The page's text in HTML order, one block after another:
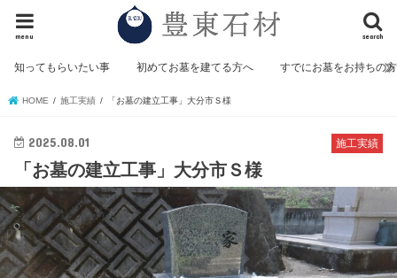
search
menu
知ってもらいたい事 初めてお墓を建てる方へ すでにお墓をお持ちの
HOME 施工実績 「お墓の建立工事」大分市Ｓ様
施工実績
2025.08.01
「お墓の建立工事」大分市Ｓ様